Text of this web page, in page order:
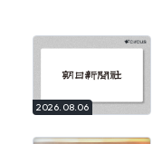
2026.08.06